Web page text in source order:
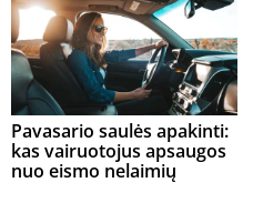
Pavasario saulės apakinti:
kas vairuotojus apsaugos
nuo eismo nelaimių